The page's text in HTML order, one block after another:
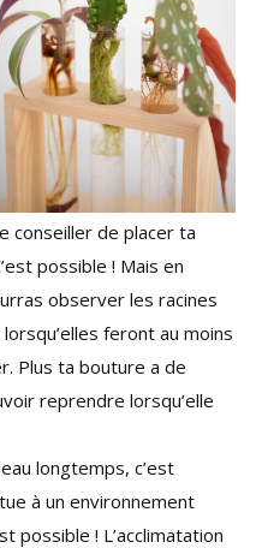
conseiller de placer ta
possible ! Mais en
observer les racines
feront au moins
Plus ta bouture a de
reprendre lorsqu’elle
longtemps, c’est
à un environnement
possible ! L’acclimatation